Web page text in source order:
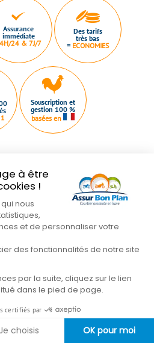
à être
!
nous
et de personnaliser votre
des fonctionnalités de notre site
par la suite, cliquez sur le lien
dans le pied de page.
certifiés par
Je choisis OK pour moi
Assurance
immédiate
24 & 7J/7
Des tarifs
très bas
= ECONOMIES
Souscription et
gestion 100 %
basées en
Nous contacter
Conditions Générales
Gestion des cookies
de résiliation